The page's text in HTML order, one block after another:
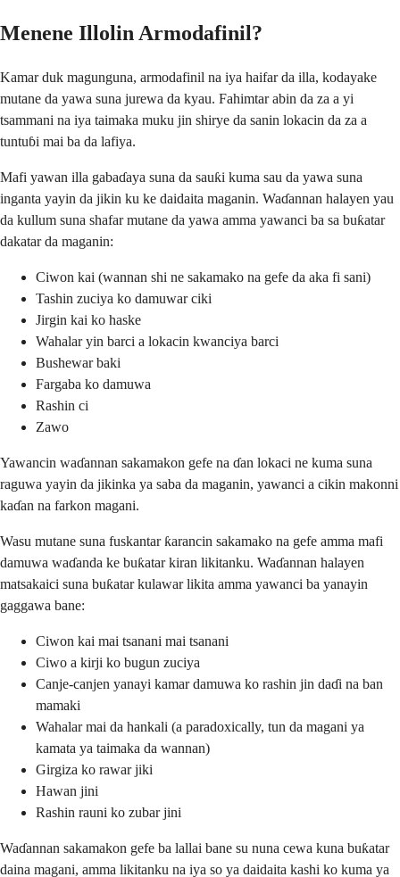
Menene Illolin Armodafinil?
Kamar duk magunguna, armodafinil na iya haifar da illa, kodayake
mutane da yawa suna jurewa da kyau. Fahimtar abin da za a yi
tsammani na iya taimaka muku jin shirye da sanin lokacin da za a
tuntuɓi mai ba da lafiya.
Mafi yawan illa gabaɗaya suna da sauƙi kuma sau da yawa suna
inganta yayin da jikin ku ke daidaita maganin. Waɗannan halayen yau
da kullum suna shafar mutane da yawa amma yawanci ba sa buƙatar
dakatar da maganin:
Ciwon kai (wannan shi ne sakamako na gefe da aka fi sani)
Tashin zuciya ko damuwar ciki
Jirgin kai ko haske
Wahalar yin barci a lokacin kwanciya barci
Bushewar baki
Fargaba ko damuwa
Rashin ci
Zawo
Yawancin waɗannan sakamakon gefe na ɗan lokaci ne kuma suna
raguwa yayin da jikinka ya saba da maganin, yawanci a cikin makonni
kaɗan na farkon magani.
Wasu mutane suna fuskantar ƙarancin sakamako na gefe amma mafi
damuwa waɗanda ke buƙatar kiran likitanku. Waɗannan halayen
matsakaici suna buƙatar kulawar likita amma yawanci ba yanayin
gaggawa bane:
Ciwon kai mai tsanani mai tsanani
Ciwo a kirji ko bugun zuciya
Canje-canjen yanayi kamar damuwa ko rashin jin daɗi na ban
mamaki
Wahalar mai da hankali (a paradoxically, tun da magani ya
kamata ya taimaka da wannan)
Girgiza ko rawar jiki
Hawan jini
Rashin rauni ko zubar jini
Waɗannan sakamakon gefe ba lallai bane su nuna cewa kuna buƙatar
daina magani, amma likitanku na iya so ya daidaita kashi ko kuma ya